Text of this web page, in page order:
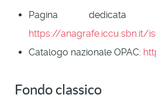
Pagina dedicata
https://anagrafe.iccu.sbn.it/
Catalogo nazionale OPAC:
Fondo classico